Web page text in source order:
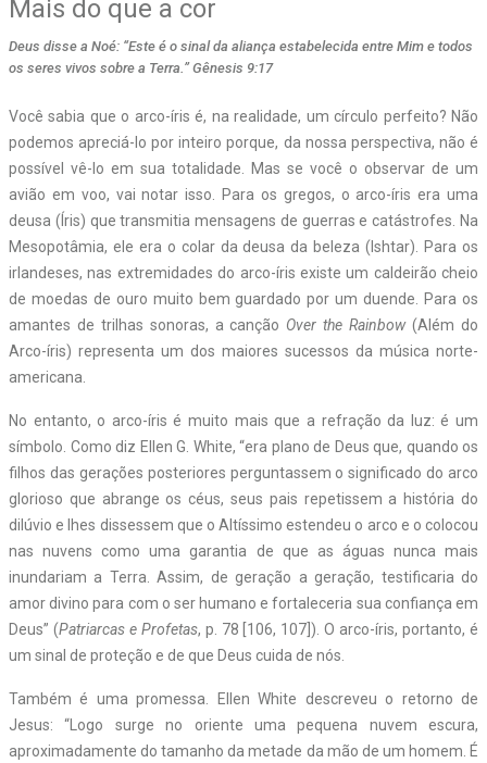
Mais do que a cor
Deus disse a Noé: “Este é o sinal da aliança estabelecida entre Mim e todos
os seres vivos sobre a Terra.” Gênesis 9:17
Você sabia que o arco-íris é, na realidade, um círculo perfeito? Não
podemos apreciá-lo por inteiro porque, da nossa perspectiva, não é
possível vê-lo em sua totalidade. Mas se você o observar de um
avião em voo, vai notar isso. Para os gregos, o arco-íris era uma
deusa (Íris) que transmitia mensagens de guerras e catástrofes. Na
Mesopotâmia, ele era o colar da deusa da beleza (Ishtar). Para os
irlandeses, nas extremidades do arco-íris existe um caldeirão cheio
de moedas de ouro muito bem guardado por um duende. Para os
amantes de trilhas sonoras, a canção Over the Rainbow(Além do
Arco-íris) representa um dos maiores sucessos da música norte-
americana.
No entanto, o arco-íris é muito mais que a refração da luz: é um
símbolo. Como diz Ellen G. White, “era plano de Deus que, quando os
filhos das gerações posteriores perguntassem o significado do arco
glorioso que abrange os céus, seus pais repetissem a história do
dilúvio e lhes dissessem que o Altíssimo estendeu o arco e o colocou
nas nuvens como uma garantia de que as águas nunca mais
inundariam a Terra. Assim, de geração a geração, testificaria do
amor divino para com o ser humano e fortaleceria sua confiança em
Deus” (Patriarcas e Profetas, p. 78 [106, 107]). O arco-íris, portanto, é
um sinal de proteção e de que Deus cuida de nós.
Também é uma promessa. Ellen White descreveu o retorno de
Jesus: “Logo surge no oriente uma pequena nuvem escura,
aproximadamente do tamanho da metade da mão de um homem. É